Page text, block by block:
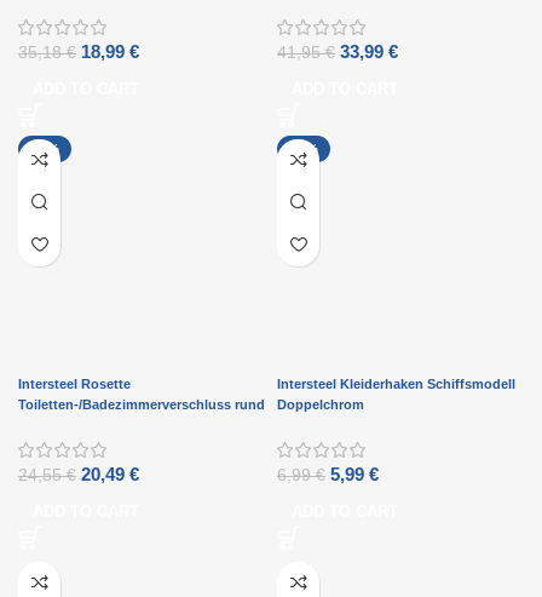
35,18€ 18,99 € 41,95€ 33,99 €
-17%
Intersteel Rosette
Toiletten-/Badezimmerverschluss rund
24,55€ 20,49 €
-14%
Intersteel Kleiderhaken Schiffsmodell
Doppelchrom
6,99€ 5,99 €